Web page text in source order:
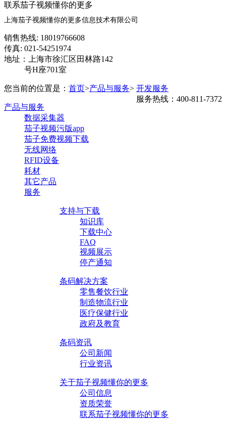
联系茄子视频懂你的更多
上海茄子视频懂你的更多信息技术有限公司
销售热线: 18019766608
传真: 021-54251974
地址：上海市徐汇区田林路142
号H座701室
您当前的位置是： 首页>产品与服务> 开发服务
服务热线：400-811-7372
产品与服务
数据采集器
茄子视频污版app
茄子免费视频下载
无线网络
RFID设备
耗材
其它产品
服务
支持与下载
知识库
下载中心
FAQ
视频展示
停产通知
条码解决方案
零售餐饮行业
制造物流行业
医疗保健行业
政府及教育
条码资讯
公司新闻
行业资讯
关于茄子视频懂你的更多
公司信息
资质荣誉
联系茄子视频懂你的更多